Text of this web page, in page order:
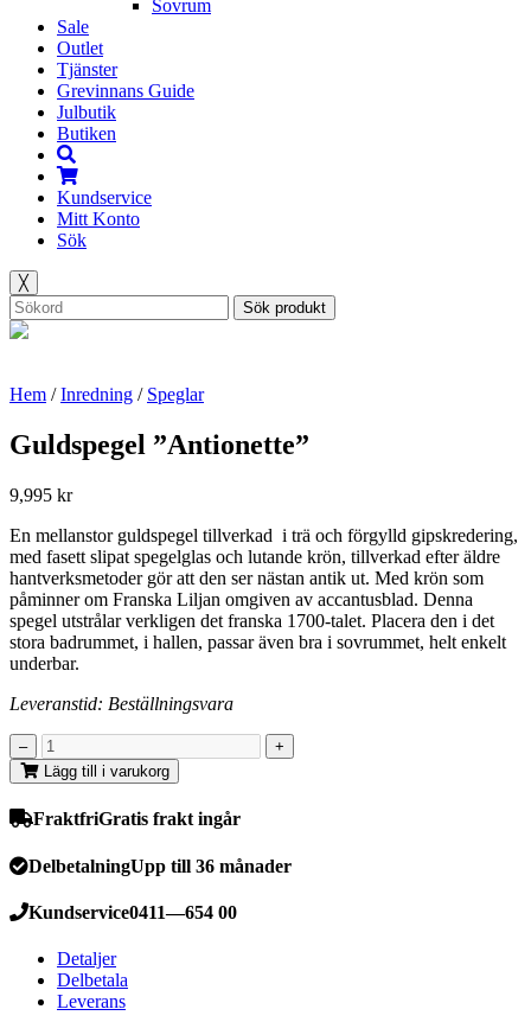
Sovrum
Sale
Outlet
Tjänster
Grevinnans Guide
Julbutik
Butiken
Kundservice
Mitt Konto
Sök
╳
Sök produkt
Hem /Inredning / Speglar
Guldspegel ”Antionette”
9,995 kr
En mellanstor guldspegel tillverkad i trä och förgylld gipskredering,
med fasett slipat spegelglas och lutande krön, tillverkad efter äldre
hantverksmetoder gör att den ser nästan antik ut. Med krön som
påminner om Franska Liljan omgiven av accantusblad. Denna
spegel utstrålar verkligen det franska 1700-talet. Placera den i det
stora badrummet, i hallen, passar även bra i sovrummet, helt enkelt
underbar.
Leveranstid: Beställningsvara
Lägg till i varukorg
FraktfriGratis frakt ingår
DelbetalningUpp till 36 månader
Kundservice0411—654 00
Detaljer
Delbetala
Leverans